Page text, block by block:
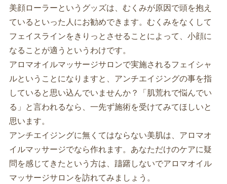
美顔ローラーというグッズは、むくみが原因で頭を抱え
ているといった人にお勧めできます。むくみをなくして
フェイスラインをきりっとさせることによって、小顔に
なることが適うというわけです。
アロマオイルマッサージサロンで実施されるフェイシャ
ルということになりますと、アンチエイジングの事を指
していると思い込んでいませんか？「肌荒れで悩んでい
る」と言われるなら、一先ず施術を受けてみてほしいと
思います。
アンチエイジングに無くてはならない美肌は、アロマオ
イルマッサージでなら作れます。あなただけのケアに疑
問を感じてきたという方は、躊躇しないでアロマオイル
マッサージサロンを訪れてみましょう。